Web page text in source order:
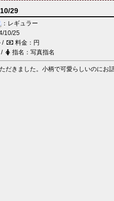
29
：レギュラー
10/25
/
料金：円
/
指名：写真指名
だきました。小柄で可愛らしいのにお